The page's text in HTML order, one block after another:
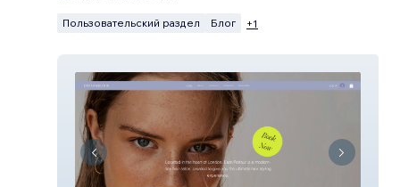
Пользовательский раздел Блог +1